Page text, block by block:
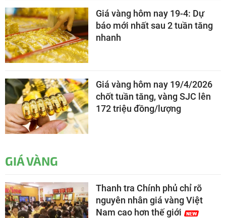
Giá vàng hôm nay 19-4: Dự
báo mới nhất sau 2 tuần tăng
nhanh
Giá vàng hôm nay 19/4/2026
chốt tuần tăng, vàng SJC lên
172 triệu đồng/lượng
GIÁ VÀNG
Thanh tra Chính phủ chỉ rõ
nguyên nhân giá vàng Việt
Nam cao hơn thế giới